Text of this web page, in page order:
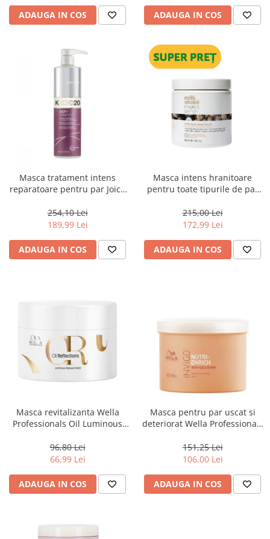
ADAUGA IN COS ADAUGA IN COS
Masca tratament intens
reparatoare pentru par Joico
Mask, 500 ml
254,10 Lei
189,99 Lei
ADAUGA IN COS
Masca intens hranitoare
pentru toate tipurile de par
Strength Intensive Treatment,
500 ml
215,00 Lei
172,99 Lei
ADAUGA IN COS
Masca revitalizanta Wella
Professionals Oil Luminous
96,80 Lei
66,99 Lei
ADAUGA IN COS
Masca pentru par uscat si
deteriorat Wella Professionals
151,25 Lei
106,00 Lei
ADAUGA IN COS